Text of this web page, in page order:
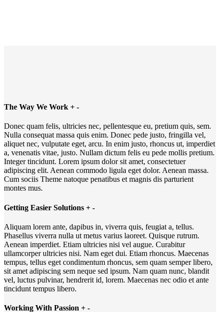
The Way We Work + -
Donec quam felis, ultricies nec, pellentesque eu, pretium quis, sem.
Nulla consequat massa quis enim. Donec pede justo, fringilla vel,
aliquet nec, vulputate eget, arcu. In enim justo, rhoncus ut, imperdiet
a, venenatis vitae, justo. Nullam dictum felis eu pede mollis pretium.
Integer tincidunt. Lorem ipsum dolor sit amet, consectetuer
adipiscing elit. Aenean commodo ligula eget dolor. Aenean massa.
Cum sociis Theme natoque penatibus et magnis dis parturient
montes mus.
Getting Easier Solutions + -
Aliquam lorem ante, dapibus in, viverra quis, feugiat a, tellus.
Phasellus viverra nulla ut metus varius laoreet. Quisque rutrum.
Aenean imperdiet. Etiam ultricies nisi vel augue. Curabitur
ullamcorper ultricies nisi. Nam eget dui. Etiam rhoncus. Maecenas
tempus, tellus eget condimentum rhoncus, sem quam semper libero,
sit amet adipiscing sem neque sed ipsum. Nam quam nunc, blandit
vel, luctus pulvinar, hendrerit id, lorem. Maecenas nec odio et ante
tincidunt tempus libero.
Working With Passion + -